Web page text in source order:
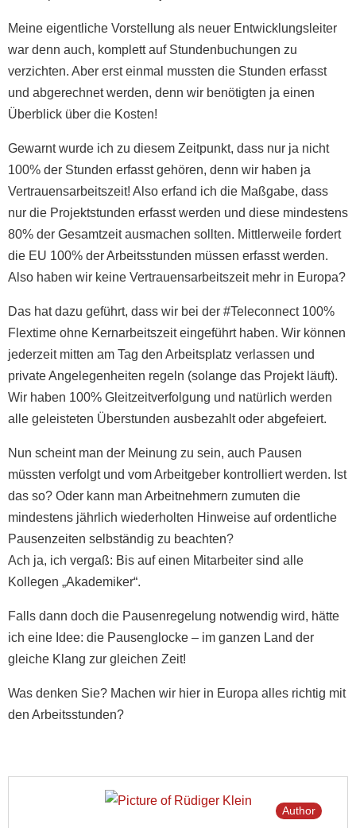
Meine eigentliche Vorstellung als neuer Entwicklungsleiter
war denn auch, komplett auf Stundenbuchungen zu
verzichten. Aber erst einmal mussten die Stunden erfasst
und abgerechnet werden, denn wir benötigten ja einen
Überblick über die Kosten!
Gewarnt wurde ich zu diesem Zeitpunkt, dass nur ja nicht
100% der Stunden erfasst gehören, denn wir haben ja
Vertrauensarbeitszeit! Also erfand ich die Maßgabe, dass
nur die Projektstunden erfasst werden und diese mindestens
80% der Gesamtzeit ausmachen sollten. Mittlerweile fordert
die EU 100% der Arbeitsstunden müssen erfasst werden.
Also haben wir keine Vertrauensarbeitszeit mehr in Europa?
Das hat dazu geführt, dass wir bei der #Teleconnect 100%
Flextime ohne Kernarbeitszeit eingeführt haben. Wir können
jederzeit mitten am Tag den Arbeitsplatz verlassen und
private Angelegenheiten regeln (solange das Projekt läuft).
Wir haben 100% Gleitzeitverfolgung und natürlich werden
alle geleisteten Überstunden ausbezahlt oder abgefeiert.
Nun scheint man der Meinung zu sein, auch Pausen
müssten verfolgt und vom Arbeitgeber kontrolliert werden. Ist
das so? Oder kann man Arbeitnehmern zumuten die
mindestens jährlich wiederholten Hinweise auf ordentliche
Pausenzeiten selbständig zu beachten?
Ach ja, ich vergaß: Bis auf einen Mitarbeiter sind alle
Kollegen „Akademiker“.
Falls dann doch die Pausenregelung notwendig wird, hätte
ich eine Idee: die Pausenglocke – im ganzen Land der
gleiche Klang zur gleichen Zeit!
Was denken Sie? Machen wir hier in Europa alles richtig mit
den Arbeitsstunden?
Author